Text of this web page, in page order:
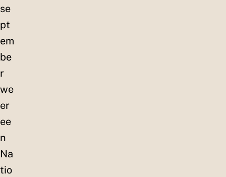
se
pt
em
be
r
we
er
ee
n
Na
tio